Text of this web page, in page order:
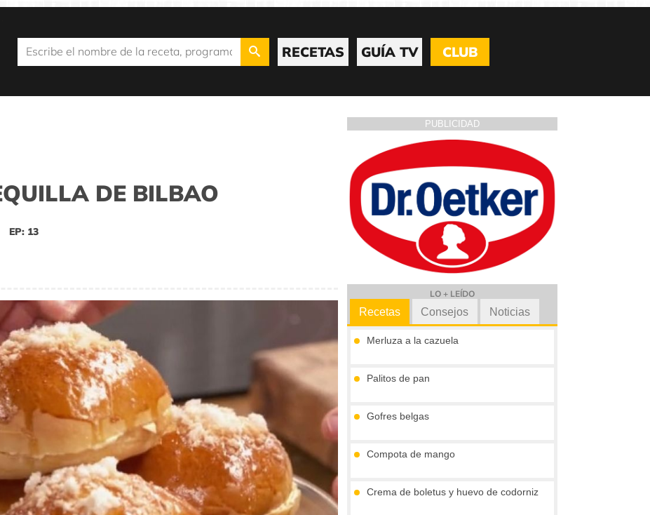
RECETAS GUÍA TV CLUB
DE BILBAO
EP: 13
PUBLICIDAD
LO + LEÍDO
Recetas
Merluza a la cazuela
Palitos de pan
Gofres belgas
Compota de mango
Crema de boletus y huevo de codorniz
Consejos Noticias